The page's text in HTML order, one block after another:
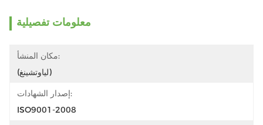
معلومات تفصيلية
مكان المنشأ:
(لياوتشينغ)
إصدار الشهادات:
ISO9001-2008